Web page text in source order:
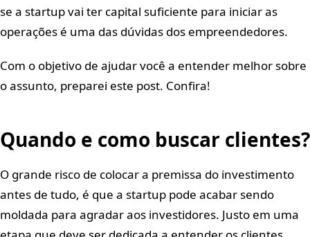
se a startup vai ter capital suficiente para iniciar as
operações é uma das dúvidas dos empreendedores.
Com o objetivo de ajudar você a entender melhor sobre
o assunto, preparei este post. Confira!
Quando e como buscar clientes?
O grande risco de colocar a premissa do investimento
antes de tudo, é que a startup pode acabar sendo
moldada para agradar aos investidores. Justo em uma